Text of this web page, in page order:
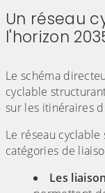
Un réseau
l'horizon
Le schéma
cyclable
sur les itinéraires
Le réseau
catégories de
Les